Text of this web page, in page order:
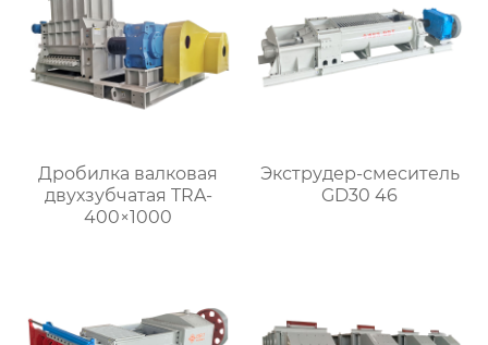
Дробилка валковая
двухзубчатая TRA-
400×1000
Экструдер-смеситель
GD30 46